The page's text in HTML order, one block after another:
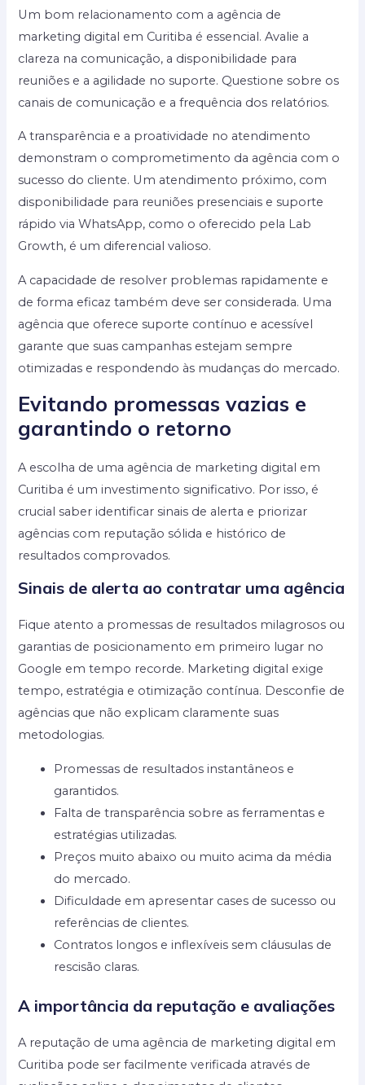
Um bom relacionamento com a agência de
marketing digital em Curitiba é essencial. Avalie a
clareza na comunicação, a disponibilidade para
reuniões e a agilidade no suporte. Questione sobre os
canais de comunicação e a frequência dos relatórios.
A transparência e a proatividade no atendimento
demonstram o comprometimento da agência com o
sucesso do cliente. Um atendimento próximo, com
disponibilidade para reuniões presenciais e suporte
rápido via WhatsApp, como o oferecido pela Lab
Growth, é um diferencial valioso.
A capacidade de resolver problemas rapidamente e
de forma eficaz também deve ser considerada. Uma
agência que oferece suporte contínuo e acessível
garante que suas campanhas estejam sempre
otimizadas e respondendo às mudanças do mercado.
Evitando promessas vazias e
garantindo o retorno
A escolha de uma agência de marketing digital em
Curitiba é um investimento significativo. Por isso, é
crucial saber identificar sinais de alerta e priorizar
agências com reputação sólida e histórico de
resultados comprovados.
Sinais de alerta ao contratar uma agência
Fique atento a promessas de resultados milagrosos ou
garantias de posicionamento em primeiro lugar no
Google em tempo recorde. Marketing digital exige
tempo, estratégia e otimização contínua. Desconfie de
agências que não explicam claramente suas
metodologias.
Promessas de resultados instantâneos e
garantidos.
Falta de transparência sobre as ferramentas e
estratégias utilizadas.
Preços muito abaixo ou muito acima da média
do mercado.
Dificuldade em apresentar cases de sucesso ou
referências de clientes.
Contratos longos e inflexíveis sem cláusulas de
rescisão claras.
A importância da reputação e avaliações
A reputação de uma agência de marketing digital em
Curitiba pode ser facilmente verificada através de